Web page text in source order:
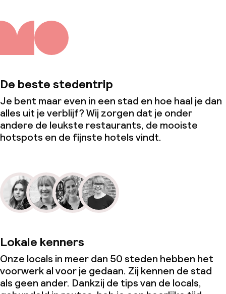
De beste stedentrip
Je bent maar even in een stad en hoe haal je dan
alles uit je verblijf? Wij zorgen dat je onder
andere de leukste restaurants, de mooiste
hotspots en de fijnste hotels vindt.
Lokale kenners
Onze locals in meer dan 50 steden hebben het
voorwerk al voor je gedaan. Zij kennen de stad
als geen ander. Dankzij de tips van de locals,